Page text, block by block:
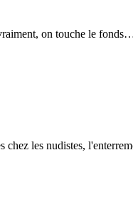
on touche le
chez les nudistes,